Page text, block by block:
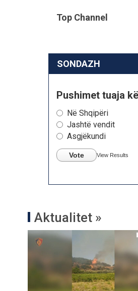
Top Channel
SONDAZH
Pushimet tuaja
Në Shqipëri
Jashtë vendit
Asgjëkundi
Vote View Results
Aktualitet »